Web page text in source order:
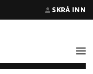
SKRÁ INN